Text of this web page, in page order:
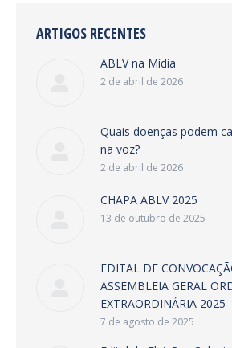
ARTIGOS RECENTES
ABLV na Mídia
2 de abril de 2026
Quais doenças podem
na voz?
2 de abril de 2026
CHAPA ABLV 2025
13 de outubro de 2025
EDITAL DE
ASSEMBLEIA GERAL
EXTRAORDINÁRIA 2025
7 de agosto de 2025